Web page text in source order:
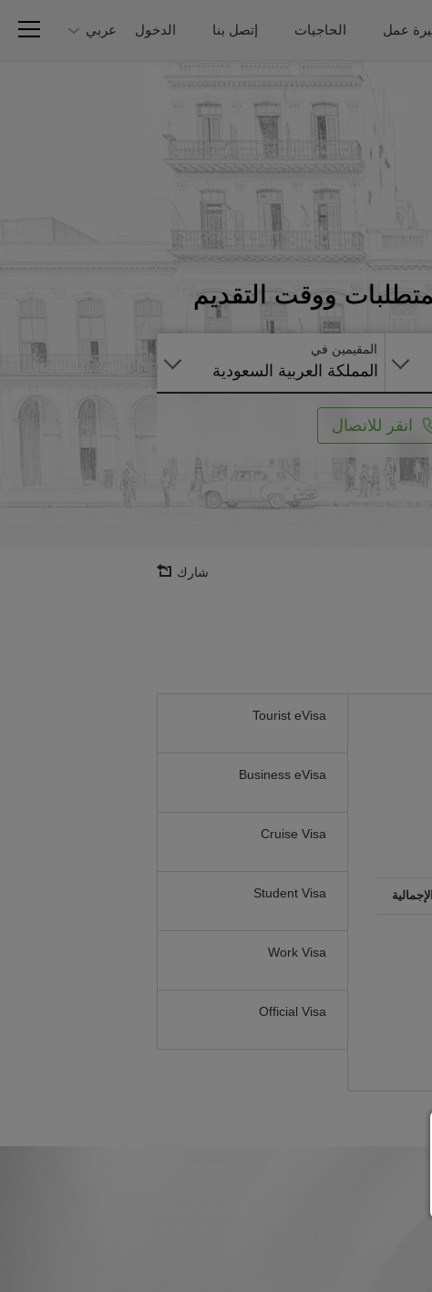
عمل الحاجيات إتصل بنا الدخول عربي
ووقت التقديم
المقيمين في
المملكة العربية السعودية
على
انقر للاتصال
شارك
Tourist eVisa
Business eVisa
Cruise Visa
Student Visa
Work Visa
Official Visa